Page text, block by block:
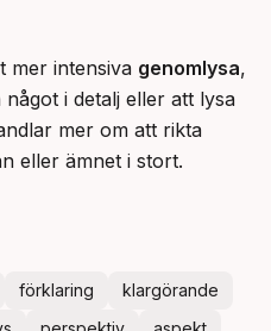
mer intensiva genomlysa,
i detalj eller att lysa
mer om att rikta
eller ämnet i stort.
förklaring
klargörande